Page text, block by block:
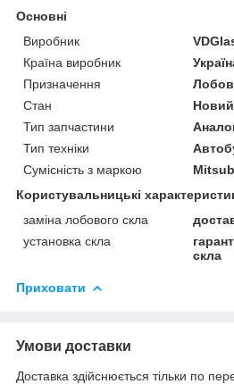
Основні
Виробник
Країна виробник
Призначення
Стан
Новий
Тип запчастини
Тип техніки
Сумісність з маркою
Користувальницькі
заміна лобового скла
установка скла
скла
Приховати
Умови доставки
Доставка здійснюється тільки по